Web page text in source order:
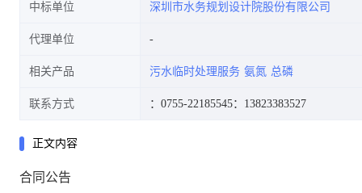
中标单位 深圳市水务规划设计院股份有限公司
代理单位
相关产品 污水临时处理服务 氨氮 总磷
联系方式 ：0755-22185545：13823383527
正文内容
合同公告